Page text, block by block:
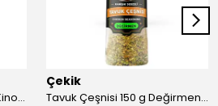
DeTOKs Keten Tohumu - Kinoa - Çiya Değirmen 220 g Yağ yakmaya ve Sindirim Sistemini Düzenlemeye Yardımcı Kendin Öğüt Taze
Çekik
Tavuk Çeşnisi 150 g Değirmen Karışık Sebzeli Kendin Öğüt